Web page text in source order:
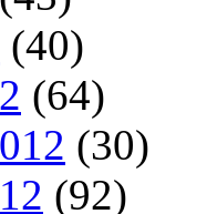
(40)
(64)
(30)
(92)